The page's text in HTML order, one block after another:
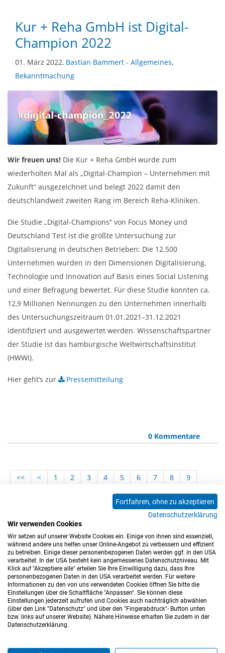
Kur + Reha GmbH ist Digital-
Champion 2022
01. März 2022, Bastian Bammert - Allgemeines,
Bekanntmachung
Wir freuen uns! Die Kur + Reha GmbH wurde zum
wiederholten Mal als „Digital-Champion – Unternehmen mit
Zukunft“ ausgezeichnet und belegt 2022 damit den
deutschlandweit zweiten Rang im Bereich Reha-Kliniken.
Die Studie „Digital-Champions“ von Focus Money und
Deutschland Test ist die größte Untersuchung zur
Digitalisierung in deutschen Betrieben: Die 12.500
Unternehmen wurden in den Dimensionen Digitalisierung,
Technologie und Innovation auf Basis eines Social Listening
und einer Befragung bewertet. Für diese Studie konnten ca.
12,9 Millionen Nennungen zu den Unternehmen innerhalb
des Untersuchungszeitraum 01.01.2021–31.12.2021
identifiziert und ausgewertet werden. Wissenschaftspartner
der Studie ist das hamburgische Weltwirtschaftsinstitut
(HWWI).
Hier geht’s zur Pressemitteilung
0 Kommentare
<< < 1 2 3 4 5 6 7 8
9
15 16 17
18
24 25 26
27
28
29 30 31
37
> >>
Impressum Datenschutz Barrierefreiheitserklärung
Fortfahren, ohne zu akzeptieren
Datenschutzerklärung
Wir verwenden Cookies
Wir setzen auf unserer Website Cookies ein. Einige von ihnen sind essenziell,
während andere uns helfen unser Online-Angebot zu verbessern und effizient
zu betreiben. Einige dieser personenbezogenen Daten werden ggf. in den USA
verarbeitet. In der USA besteht kein angemessenes Datenschutzniveau. Mit
Klick auf "Akzeptiere alle" erteilen Sie Ihre Einwilligung dazu, dass Ihre
personenbezogenen Daten in den USA verarbeitet werden. Für weitere
Informationen zu den von uns verwendeten Cookies öffnen Sie bitte die
Einstellungen über die Schaltfläche "Anpassen". Sie können diese
Einstellungen jederzeit aufrufen und Cookies auch nachträglich abwählen
(über den Link "Datenschutz" und über den "Fingerabdruck"- Button unten
bzw. links auf unserer Website). Nähere Hinweise erhalten Sie zudem in der
Datenschutzerklärung.